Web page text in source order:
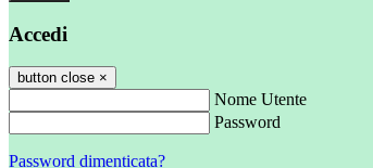
Accedi
button close ×
Nome Utente
Password
Password dimenticata?